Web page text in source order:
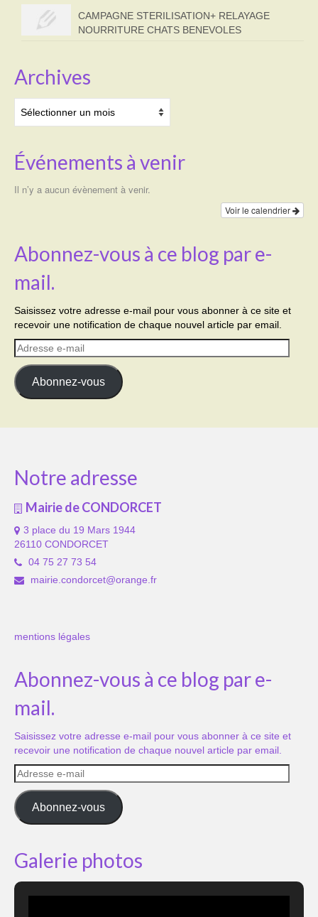
CAMPAGNE STERILISATION+ RELAYAGE
NOURRITURE CHATS BENEVOLES
Archives
Événements à venir
Il n’y a aucun évènement à venir.
Voir le calendrier
Abonnez-vous à ce blog par e-
mail.
Saisissez votre adresse e-mail pour vous abonner à ce site et
recevoir une notification de chaque nouvel article par email.
Adresse
e-
mail
Abonnez-vous
Notre adresse
Mairie de CONDORCET
3 place du 19 Mars 1944
26110 CONDORCET
04 75 27 73 54
mairie.condorcet@orange.fr
mentions légales
Abonnez-vous à ce blog par e-
mail.
Saisissez votre adresse e-mail pour vous abonner à ce site et
recevoir une notification de chaque nouvel article par email.
Adresse
e-
mail
Abonnez-vous
Galerie photos